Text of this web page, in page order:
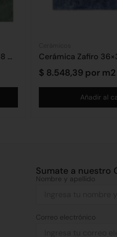
Cerámica Esmeralda 36×36 2.68 m2 Cerámica Zafiro
$ 8.548,39 por m2
Añadir al
Sumate a nuestro
Nombre y apellido
Correo electrónico